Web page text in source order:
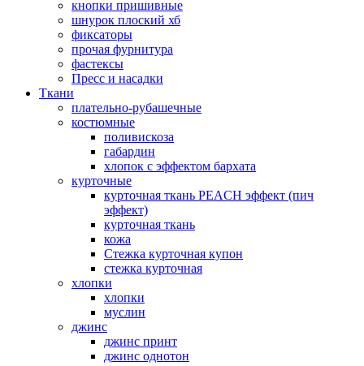
кнопки пришивные
шнурок плоский хб
фиксаторы
прочая фурнитура
фастексы
Пресс и насадки
Ткани
плательно-рубашечные
костюмные
поливискоза
габардин
хлопок с эффектом бархата
курточные
курточная ткань PEACH эффект (пич
эффект)
курточная ткань
кожа
Стежка курточная купон
стежка курточная
хлопки
хлопки
муслин
джинс
джинс принт
джинс однотон